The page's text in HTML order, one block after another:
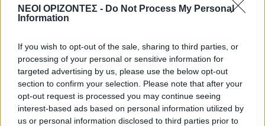
ΝΕΟΙ ΟΡΙΖΟΝΤΕΣ - Do Not Process My Personal
Information
If you wish to opt-out of the sale, sharing to third parties, or
processing of your personal or sensitive information for
targeted advertising by us, please use the below opt-out
section to confirm your selection. Please note that after your
opt-out request is processed you may continue seeing
interest-based ads based on personal information utilized by
us or personal information disclosed to third parties prior to
ΜΑΤΙΕΣ ΣΤΟ ΠΑΡΕΛΘΟΝ ΠΟΛΙΤΙΚΗ
Έλληνες πρωθυπουργοί που
Δημοφιλή αυτή την εβδομάδα